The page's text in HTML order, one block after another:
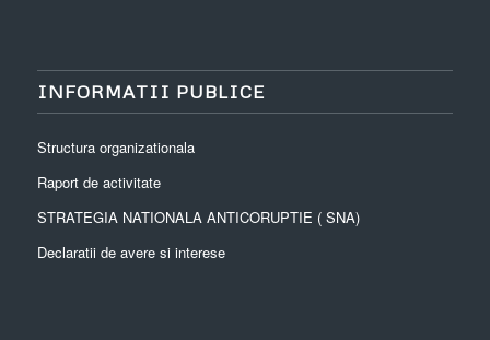
INFORMATII PUBLICE
Structura organizationala
Raport de activitate
STRATEGIA NATIONALA ANTICORUPTIE ( SNA)
Declaratii de avere si interese